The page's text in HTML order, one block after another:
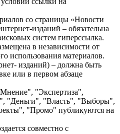
со страницы «Новости
изданий – обязательна
систем гиперссылка.
в независимости от
использования материалов.
изданий) – должна быть
или в первом абзаце
"Экспертиза",
"Деньги", "Власть", "Выборы",
"Промо" публикуются на
совместно с